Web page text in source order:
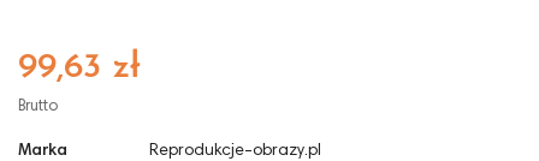
99,63 zł
Brutto
Marka
Reprodukcje-obrazy.pl